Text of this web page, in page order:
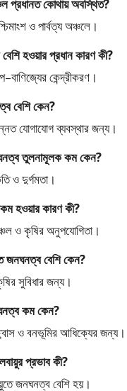
প্রধানত কোথায় অবস্থিত?
ও পার্বত্য অঞ্চলে।
হওয়ার প্রধান কারণ কী?
কেন্দ্রীকরণ।
বেশি কেন?
যোগাযোগ ব্যবস্থার জন্য।
তুলনামূলক কম কেন?
ও দুর্গমতা।
হওয়ার কারণ কী?
ও কৃষির অনুপযোগিতা।
জনঘনত্ব বেশি কেন?
সুবিধার জন্য।
কম কেন?
ও বনভূমির আধিক্যের জন্য।
প্রভাব কী?
জনঘনত্ব বেশি হয়।